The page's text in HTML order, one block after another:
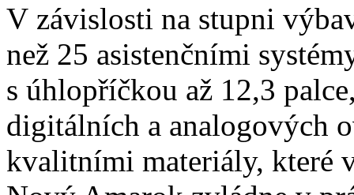
V závislosti na stupni
než 25 asistenčními
s úhlopříčkou až 12,3
digitálních a analogových
kvalitními materiály, které